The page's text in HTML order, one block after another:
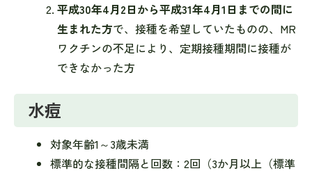
平成30年4月2日から平成31年4月1日までの間に
生まれた方で、接種を希望していたものの、MR
ワクチンの不足により、定期接種期間に接種が
できなかった方
水痘
対象年齢1～3歳未満
標準的な接種間隔と回数：2回（3か月以上（標準